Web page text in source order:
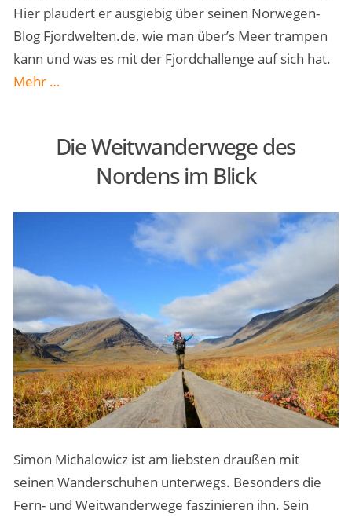
Hier plaudert er ausgiebig über seinen Norwegen-
Blog Fjordwelten.de, wie man über’s Meer trampen
kann und was es mit der Fjordchallenge auf sich hat.
Mehr „Timo
Norwegen-
…
Die Weitwanderwege des
Nordens im Blick
Simon Michalowicz ist am liebsten draußen mit
seinen Wanderschuhen unterwegs. Besonders die
Fern- und Weitwanderwege faszinieren ihn. Sein